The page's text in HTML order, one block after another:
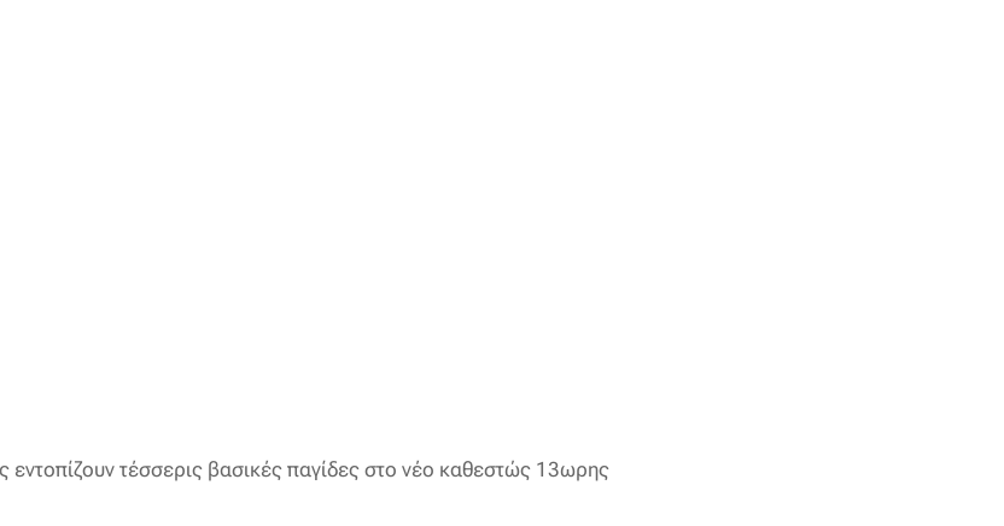
εντοπίζουν τέσσερις βασικές παγίδες στο νέο καθεστώς 13ωρης